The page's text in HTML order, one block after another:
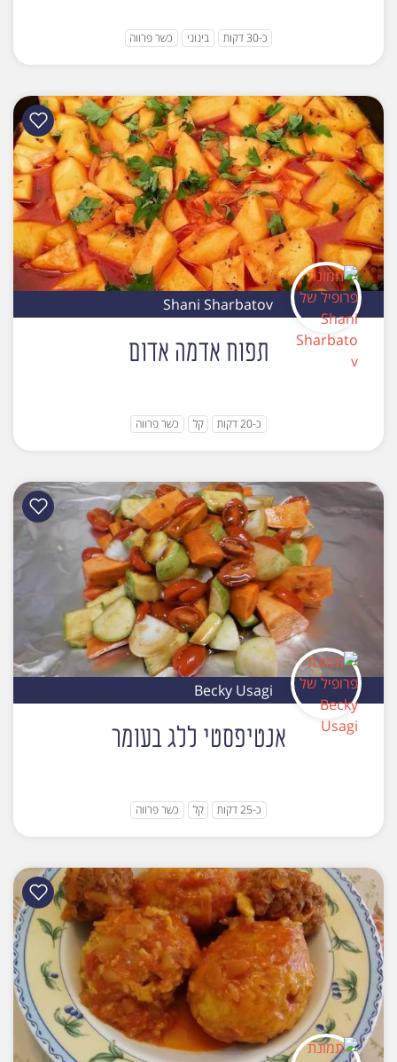
כ-30 דקות בינוני כשר פרווה
Shani Sharbatov
תפוח אדמה אדום
כ-20 דקות קל כשר פרווה
Becky Usagi
אנטיפסטי ללג בעומר
כ-25 דקות קל כשר פרווה